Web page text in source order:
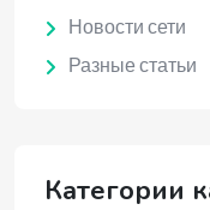
Новости сети
Разные статьи
Категории